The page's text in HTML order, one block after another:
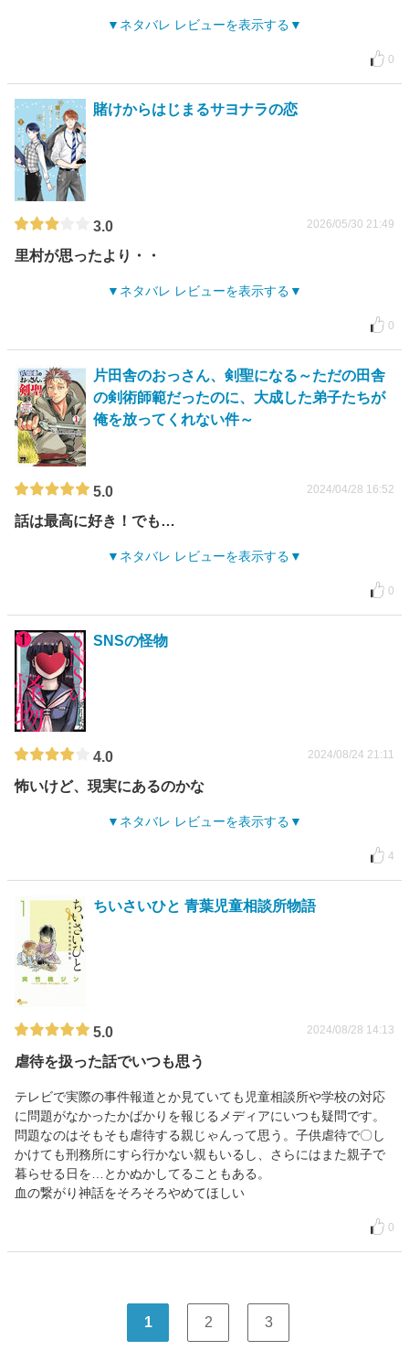
ネタバレ レビューを表示する
0
賭けからはじまるサヨナラの恋
3.0 2026/05/30 21:49
里村が思ったより・・
ネタバレ レビューを表示する
0
片田舎のおっさん、剣聖になる～ただの田舎
の剣術師範だったのに、大成した弟子たちが
俺を放ってくれない件～
5.0 2024/04/28 16:52
話は最高に好き！でも…
ネタバレ レビューを表示する
0
SNSの怪物
4.0 2024/08/24 21:11
怖いけど、現実にあるのかな
ネタバレ レビューを表示する
4
ちいさいひと 青葉児童相談所物語
5.0 2024/08/28 14:13
虐待を扱った話でいつも思う
テレビで実際の事件報道とか見ていても児童相談所や学校の対応
に問題がなかったかばかりを報じるメディアにいつも疑問です。
問題なのはそもそも虐待する親じゃんって思う。子供虐待で〇し
かけても刑務所にすら行かない親もいるし、さらにはまた親子で
暮らせる日を…とかぬかしてることもある。
血の繋がり神話をそろそろやめてほしい
0
1 2 3